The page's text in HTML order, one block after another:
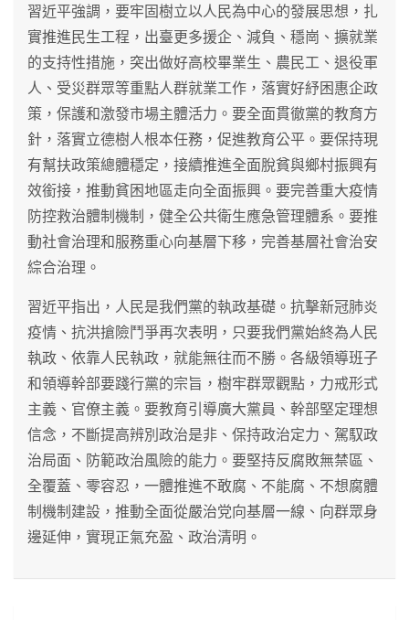
習近平強調，要牢固樹立以人民為中心的發展思想，扎
實推進民生工程，出臺更多援企、減負、穩崗、擴就業
的支持性措施，突出做好高校畢業生、農民工、退役軍
人、受災群眾等重點人群就業工作，落實好紓困惠企政
策，保護和激發市場主體活力。要全面貫徹黨的教育方
針，落實立德樹人根本任務，促進教育公平。要保持現
有幫扶政策總體穩定，接續推進全面脫貧與鄉村振興有
效銜接，推動貧困地區走向全面振興。要完善重大疫情
防控救治體制機制，健全公共衛生應急管理體系。要推
動社會治理和服務重心向基層下移，完善基層社會治安
綜合治理。
習近平指出，人民是我們黨的執政基礎。抗擊新冠肺炎
疫情、抗洪搶險鬥爭再次表明，只要我們黨始終為人民
執政、依靠人民執政，就能無往而不勝。各級領導班子
和領導幹部要踐行黨的宗旨，樹牢群眾觀點，力戒形式
主義、官僚主義。要教育引導廣大黨員、幹部堅定理想
信念，不斷提高辨別政治是非、保持政治定力、駕馭政
治局面、防範政治風險的能力。要堅持反腐敗無禁區、
全覆蓋、零容忍，一體推進不敢腐、不能腐、不想腐體
制機制建設，推動全面從嚴治党向基層一線、向群眾身
邊延伸，實現正氣充盈、政治清明。